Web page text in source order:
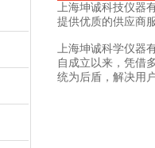
上海坤诚科技仪器
提供优质的供应商
上海坤诚科学仪器
自成立以来，凭借
统为后盾，解决用